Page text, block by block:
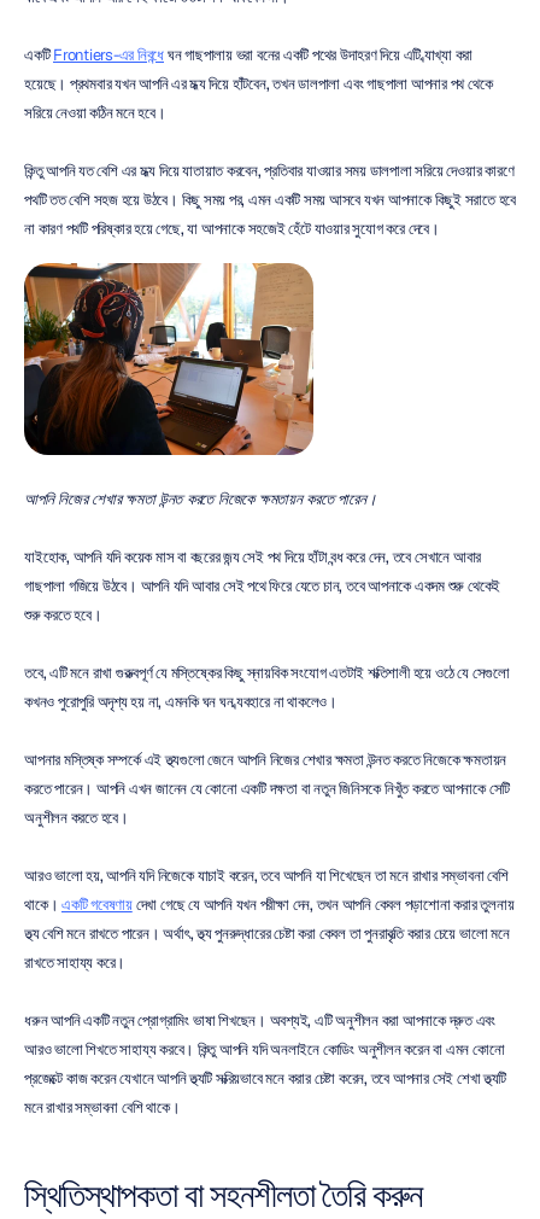
একটি Frontiers-এর নিবন্ধে ঘন গাছপালায় ভরা বনের একটি পথের উদাহরণ দিয়ে এটি ব্যাখ্যা করা
হয়েছে। প্রথমবার যখন আপনি এর মধ্য দিয়ে হাঁটবেন, তখন ডালপালা এবং গাছপালা আপনার পথ থেকে
সরিয়ে নেওয়া কঠিন মনে হবে।
কিন্তু আপনি যত বেশি এর মধ্য দিয়ে যাতায়াত করবেন, প্রতিবার যাওয়ার সময় ডালপালা সরিয়ে দেওয়ার কারণে
পথটি তত বেশি সহজ হয়ে উঠবে। কিছু সময় পর, এমন একটি সময় আসবে যখন আপনাকে কিছুই সরাতে হবে
না কারণ পথটি পরিষ্কার হয়ে গেছে, যা আপনাকে সহজেই হেঁটে যাওয়ার সুযোগ করে দেবে।
আপনি নিজের শেখার ক্ষমতা উন্নত করতে নিজেকে ক্ষমতায়ন করতে পারেন।
যাইহোক, আপনি যদি কয়েক মাস বা বছরের জন্য সেই পথ দিয়ে হাঁটা বন্ধ করে দেন, তবে সেখানে আবার
গাছপালা গজিয়ে উঠবে। আপনি যদি আবার সেই পথে ফিরে যেতে চান, তবে আপনাকে একদম শুরু থেকেই
শুরু করতে হবে।
তবে, এটি মনে রাখা গুরুত্বপূর্ণ যে মস্তিষ্কের কিছু স্নায়বিক সংযোগ এতটাই শক্তিশালী হয়ে ওঠে যে সেগুলো
কখনও পুরোপুরি অদৃশ্য হয় না, এমনকি ঘন ঘন ব্যবহারে না থাকলেও।
আপনার মস্তিষ্ক সম্পর্কে এই তথ্যগুলো জেনে আপনি নিজের শেখার ক্ষমতা উন্নত করতে নিজেকে ক্ষমতায়ন
করতে পারেন। আপনি এখন জানেন যে কোনো একটি দক্ষতা বা নতুন জিনিসকে নিখুঁত করতে আপনাকে সেটি
অনুশীলন করতে হবে।
আরও ভালো হয়, আপনি যদি নিজেকে যাচাই করেন, তবে আপনি যা শিখেছেন তা মনে রাখার সম্ভাবনা বেশি
থাকে। একটি গবেষণায় দেখা গেছে যে আপনি যখন পরীক্ষা দেন, তখন আপনি কেবল পড়াশোনা করার তুলনায়
তথ্য বেশি মনে রাখতে পারেন। অর্থাৎ, তথ্য পুনরুদ্ধারের চেষ্টা করা কেবল তা পুনরাবৃত্তি করার চেয়ে ভালো মনে
রাখতে সাহায্য করে।
ধরুন আপনি একটি নতুন প্রোগ্রামিং ভাষা শিখছেন। অবশ্যই, এটি অনুশীলন করা আপনাকে দ্রুত এবং
আরও ভালো শিখতে সাহায্য করবে। কিন্তু আপনি যদি অনলাইনে কোডিং অনুশীলন করেন বা এমন কোনো
প্রজেক্টে কাজ করেন যেখানে আপনি তথ্যটি সক্রিয়ভাবে মনে করার চেষ্টা করেন, তবে আপনার সেই শেখা তথ্যটি
মনে রাখার সম্ভাবনা বেশি থাকে।
স্থিতিস্থাপকতা বা সহনশীলতা তৈরি করুন